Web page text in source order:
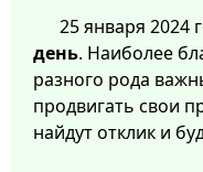
25 января 2024
день. Наиболее
разного рода
продвигать свои
найдут отклик и